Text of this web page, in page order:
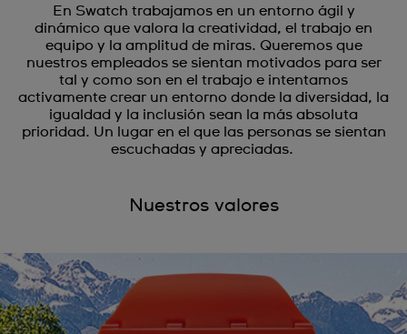
En Swatch trabajamos en un entorno ágil y
dinámico que valora la creatividad, el trabajo en
equipo y la amplitud de miras. Queremos que
nuestros empleados se sientan motivados para ser
tal y como son en el trabajo e intentamos
activamente crear un entorno donde la diversidad, la
igualdad y la inclusión sean la más absoluta
prioridad. Un lugar en el que las personas se sientan
escuchadas y apreciadas.
Nuestros valores